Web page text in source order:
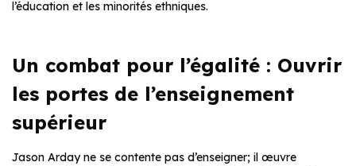
l’éducation et les minorités ethniques.
Un combat pour l’égalité : Ouvrir
les portes de l’enseignement
supérieur
Jason Arday ne se contente pas d’enseigner; il œuvre